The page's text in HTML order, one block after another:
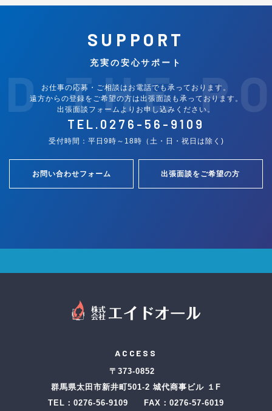
THE
SUPPORT
充実の安心サポート
お仕事の応募・ご相談はお電話でも承っております。
遠方からの登録をご希望の方は出張面談も承っております。
出張面談フォームよりお申し込みください。
TEL. 0276-56-9109
受付時間：平日9時～18時（土・日・祝日は除く)
お問い合わせフォーム 出張面談をご希望の方
ACCESS
〒373-0852
群馬県太田市新井町501-2 城代商事ビル １F
TEL： 0276-56-9109 FAX：0276-57-6019